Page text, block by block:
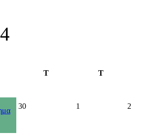
Τ
Τ
30 1 2